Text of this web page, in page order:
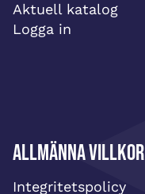
Aktuell katalog
Logga in
Allmänna villkor
Integritetspolicy